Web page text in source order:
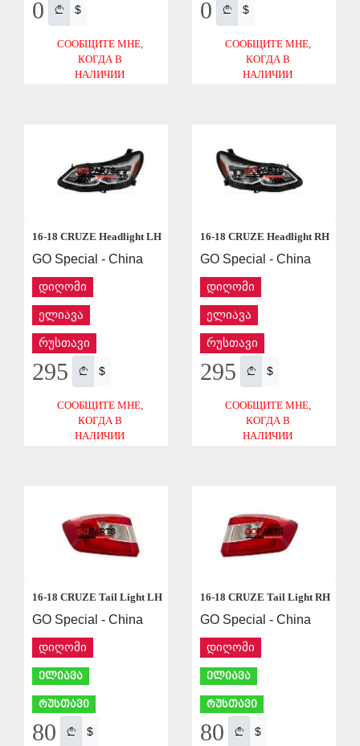
0 $
СООБЩИТЕ МНЕ,
КОГДА В
НАЛИЧИИ
0 $
СООБЩИТЕ МНЕ,
КОГДА В
НАЛИЧИИ
16-18 CRUZE Headlight LH
GO Special - China
დიღომი
ელიავა
რუსთავი
295 $
СООБЩИТЕ МНЕ,
КОГДА В
НАЛИЧИИ
16-18 CRUZE Headlight RH
GO Special - China
დიღომი
ელიავა
რუსთავი
295 $
СООБЩИТЕ МНЕ,
КОГДА В
НАЛИЧИИ
16-18 CRUZE Tail Light LH
GO Special - China
დიღომი
ელიავა
რუსთავი
80 $
16-18 CRUZE Tail Light RH
GO Special - China
დიღომი
ელიავა
რუსთავი
80 $